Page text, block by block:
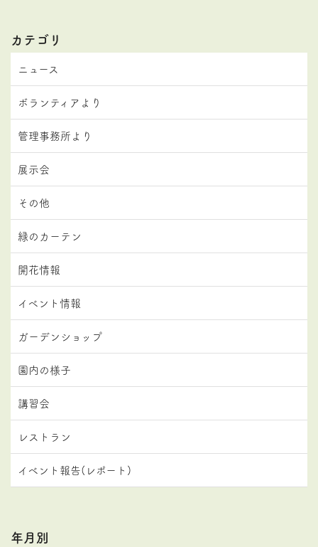
カテゴリ
ニュース
ボランティアより
管理事務所より
展示会
その他
緑のカーテン
開花情報
イベント情報
ガーデンショップ
園内の様子
講習会
レストラン
イベント報告(レポート)
年月別